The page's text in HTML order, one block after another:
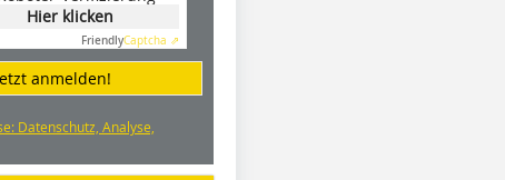
Hier klicken
FriendlyCaptcha ⇗
anmelden!
Datenschutz, Analyse,